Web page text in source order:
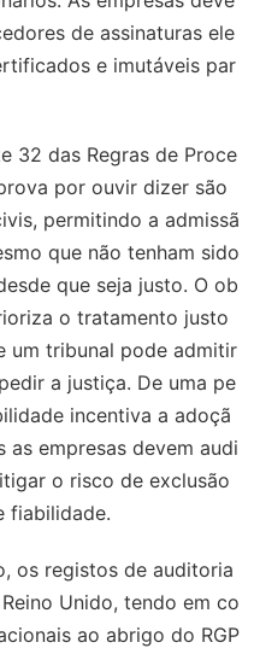
de assinaturas ele
e imutáveis par
32 das Regras de Proce
por ouvir dizer são
permitindo a admissã
que não tenham sido
que seja justo. O ob
o tratamento justo
um tribunal pode admitir
a justiça. De uma pe
incentiva a adoçã
empresas devem audi
o risco de exclusão
fiabilidade.
os registos de auditoria
Unido, tendo em co
ao abrigo do RGP